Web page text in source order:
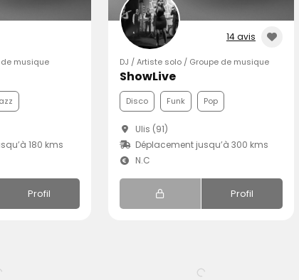
musique
180 kms
Profil
14 avis
DJ / Artiste solo / Groupe de musique
ShowLive
Disco Funk Pop
Ulis (91)
Déplacement jusqu’à 300 kms
N.C
Profil